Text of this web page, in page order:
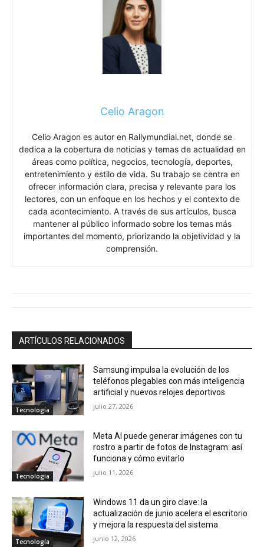
Celio Aragon
Celio Aragon es autor en Rallymundial.net, donde se
dedica a la cobertura de noticias y temas de actualidad en
áreas como política, negocios, tecnología, deportes,
entretenimiento y estilo de vida. Su trabajo se centra en
ofrecer información clara, precisa y relevante para los
lectores, con un enfoque en los hechos y el contexto de
cada acontecimiento. A través de sus artículos, busca
mantener al público informado sobre los temas más
importantes del momento, priorizando la objetividad y la
comprensión.
ARTÍCULOS RELACIONADOS
Tecnología
Samsung impulsa la evolución de los
teléfonos plegables con más inteligencia
artificial y nuevos relojes deportivos
julio 27, 2026
Tecnología
Meta AI puede generar imágenes con tu
rostro a partir de fotos de Instagram: así
funciona y cómo evitarlo
julio 11, 2026
Tecnología
Windows 11 da un giro clave: la
actualización de junio acelera el escritorio
y mejora la respuesta del sistema
junio 12, 2026